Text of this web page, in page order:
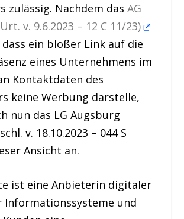
zulässig. Nachdem dasAG
v. 9.6.2023 – 12 C 11/23)
ein bloßer Link auf die
eines Unternehmens im
Kontaktdaten des
keine Werbung darstelle,
nun das LG Augsburg
v. 18.10.2023 – 044 S
Ansicht an.
ist eine Anbieterin digitaler
Informationssysteme und